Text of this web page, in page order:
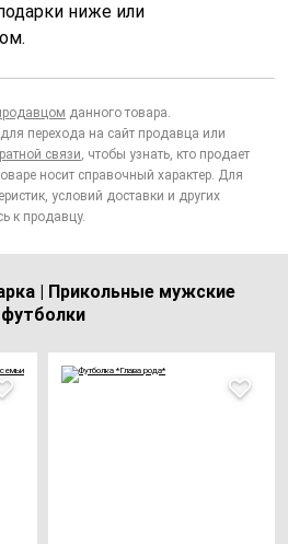
ниже или
данного товара.
перехода на сайт продавца или
связи, чтобы узнать, кто продает
носит справочный характер. Для
условий доставки и других
к продавцу.
| Прикольные мужские
футболки